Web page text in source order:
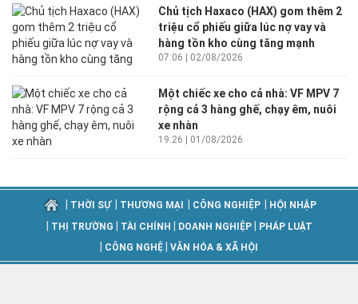
Chủ tịch Haxaco (HAX) gom thêm 2
triệu cổ phiếu giữa lúc nợ vay và
hàng tồn kho cùng tăng mạnh
07:06 | 02/08/2026
Một chiếc xe cho cả nhà: VF MPV 7
rộng cả 3 hàng ghế, chạy êm, nuôi
xe nhàn
19:26 | 01/08/2026
THỜI SỰ THƯƠNG MẠI CÔNG NGHIỆP HỘI NHẬP
THỊ TRƯỜNG TÀI CHÍNH DOANH NGHIỆP PHÁP LUẬT
CÔNG NGHỆ VĂN HÓA & XÃ HỘI